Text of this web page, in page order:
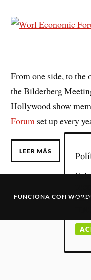
From one side, to
the Bilderberg
Hollywood show
Forum set up every
LEER MÁS
FUNCIONA CON